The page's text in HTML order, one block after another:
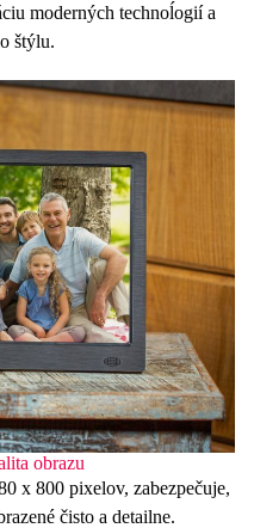
moderných technoĺogií a
štýlu.
obrazu
x 800pixelov, zabezpečuje,
čisto a detailne.